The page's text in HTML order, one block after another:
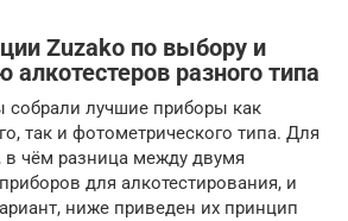
Zuzako по выбору и
алкотестеров разного типа
лучшие приборы как
так и фотометрического типа. Для
в чём разница между двумя
для алкотестирования, и
ниже приведен их принцип